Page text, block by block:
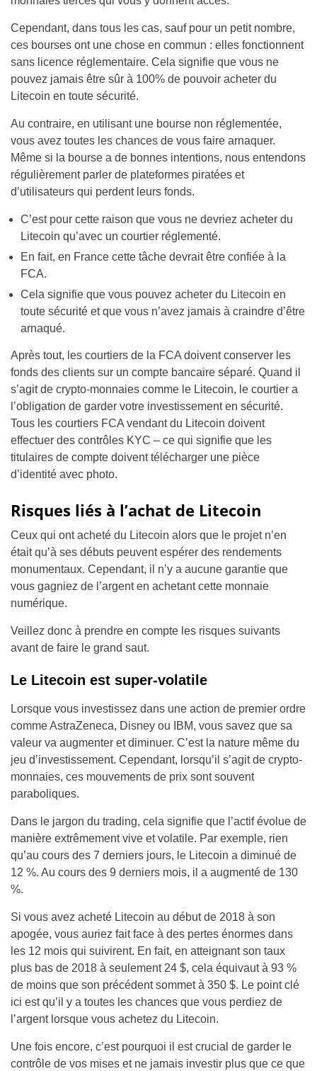
Cependant, dans tous les cas, sauf pour un petit nombre,
ces bourses ont une chose en commun : elles fonctionnent
sans licence réglementaire. Cela signifie que vous ne
pouvez jamais être sûr à 100% de pouvoir acheter du
Litecoin en toute sécurité.
Au contraire, en utilisant une bourse non réglementée,
vous avez toutes les chances de vous faire arnaquer.
Même si la bourse a de bonnes intentions, nous entendons
régulièrement parler de plateformes piratées et
d’utilisateurs qui perdent leurs fonds.
C’est pour cette raison que vous ne devriez acheter du
Litecoin qu’avec un courtier réglementé.
En fait, en France cette tâche devrait être confiée à la
FCA.
Cela signifie que vous pouvez acheter du Litecoin en
toute sécurité et que vous n’avez jamais à craindre d’être
arnaqué.
Après tout, les courtiers de la FCA doivent conserver les
fonds des clients sur un compte bancaire séparé. Quand il
s’agit de crypto-monnaies comme le Litecoin, le courtier a
l’obligation de garder votre investissement en sécurité.
Tous les courtiers FCA vendant du Litecoin doivent
effectuer des contrôles KYC – ce qui signifie que les
titulaires de compte doivent télécharger une pièce
d’identité avec photo.
Risques liés à l’achat de Litecoin
Ceux qui ont acheté du Litecoin alors que le projet n’en
était qu’à ses débuts peuvent espérer des rendements
monumentaux. Cependant, il n’y a aucune garantie que
vous gagniez de l’argent en achetant cette monnaie
numérique.
Veillez donc à prendre en compte les risques suivants
avant de faire le grand saut.
Le Litecoin est super-volatile
Lorsque vous investissez dans une action de premier ordre
comme AstraZeneca, Disney ou IBM, vous savez que sa
valeur va augmenter et diminuer. C’est la nature même du
jeu d’investissement. Cependant, lorsqu’il s’agit de crypto-
monnaies, ces mouvements de prix sont souvent
paraboliques.
Dans le jargon du trading, cela signifie que l’actif évolue de
manière extrêmement vive et volatile. Par exemple, rien
qu’au cours des 7 derniers jours, le Litecoin a diminué de
12 %. Au cours des 9 derniers mois, il a augmenté de 130
%.
Si vous avez acheté Litecoin au début de 2018 à son
apogée, vous auriez fait face à des pertes énormes dans
les 12 mois qui suivirent. En fait, en atteignant son taux
plus bas de 2018 à seulement 24 $, cela équivaut à 93 %
de moins que son précédent sommet à 350 $. Le point clé
ici est qu’il y a toutes les chances que vous perdiez de
l’argent lorsque vous achetez du Litecoin.
Une fois encore, c’est pourquoi il est crucial de garder le
contrôle de vos mises et ne jamais investir plus que ce que